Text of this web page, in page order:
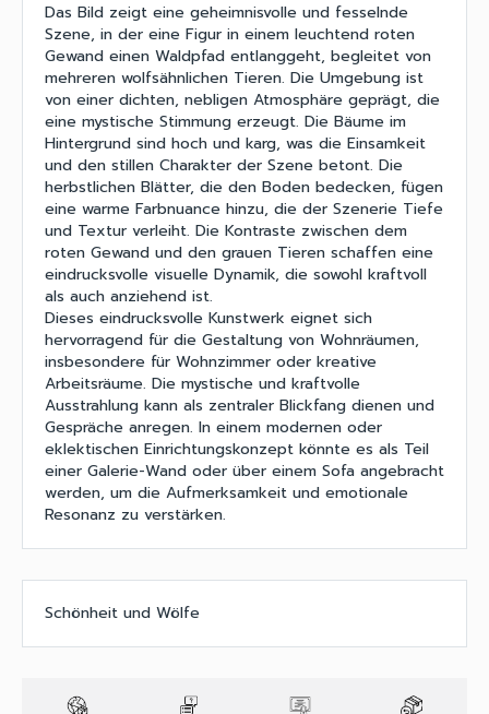
Das Bild zeigt eine geheimnisvolle und fesselnde
Szene, in der eine Figur in einem leuchtend roten
Gewand einen Waldpfad entlanggeht, begleitet von
mehreren wolfsähnlichen Tieren. Die Umgebung ist
von einer dichten, nebligen Atmosphäre geprägt, die
eine mystische Stimmung erzeugt. Die Bäume im
Hintergrund sind hoch und karg, was die Einsamkeit
und den stillen Charakter der Szene betont. Die
herbstlichen Blätter, die den Boden bedecken, fügen
eine warme Farbnuance hinzu, die der Szenerie Tiefe
und Textur verleiht. Die Kontraste zwischen dem
roten Gewand und den grauen Tieren schaffen eine
eindrucksvolle visuelle Dynamik, die sowohl kraftvoll
als auch anziehend ist.
Dieses eindrucksvolle Kunstwerk eignet sich
hervorragend für die Gestaltung von Wohnräumen,
insbesondere für Wohnzimmer oder kreative
Arbeitsräume. Die mystische und kraftvolle
Ausstrahlung kann als zentraler Blickfang dienen und
Gespräche anregen. In einem modernen oder
eklektischen Einrichtungskonzept könnte es als Teil
einer Galerie-Wand oder über einem Sofa angebracht
werden, um die Aufmerksamkeit und emotionale
Resonanz zu verstärken.
Schönheit und Wölfe